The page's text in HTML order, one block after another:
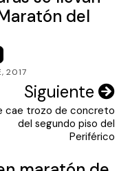
del
2017
Siguiente
cae trozo de concreto
del segundo piso del
Periférico